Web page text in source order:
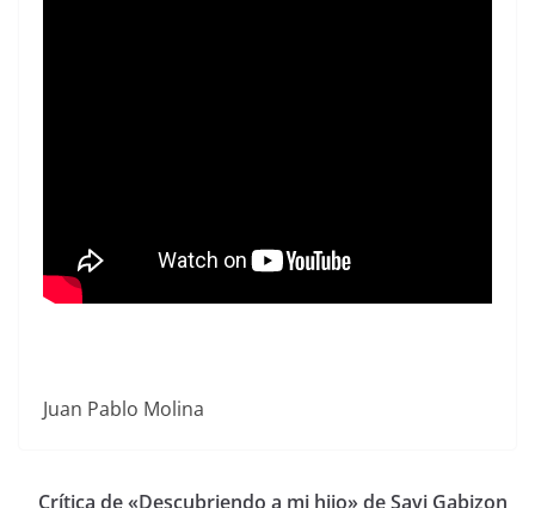
Juan Pablo Molina
Crítica de «Descubriendo a mi hijo» de Savi Gabizon